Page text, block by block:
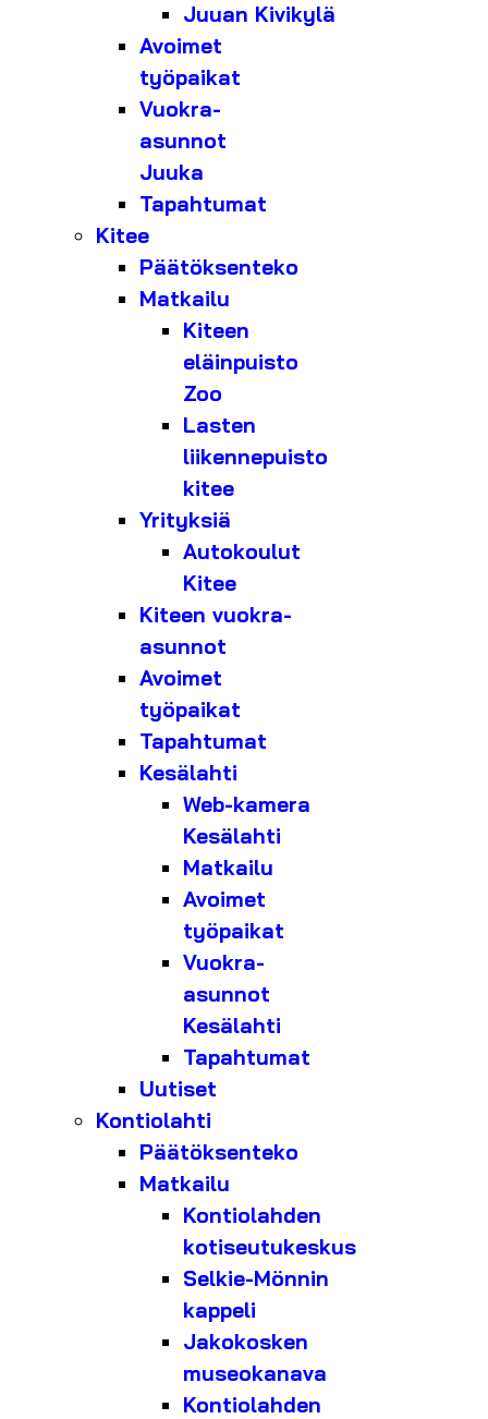
Juuan Kivikylä
Avoimet
työpaikat
Vuokra-
asunnot
Juuka
Tapahtumat
Kitee
Päätöksenteko
Matkailu
Kiteen
eläinpuisto
Zoo
Lasten
liikennepuisto
kitee
Yrityksiä
Autokoulut
Kitee
Kiteen vuokra-
asunnot
Avoimet
työpaikat
Tapahtumat
Kesälahti
Web-kamera
Kesälahti
Matkailu
Avoimet
työpaikat
Vuokra-
asunnot
Kesälahti
Tapahtumat
Uutiset
Kontiolahti
Päätöksenteko
Matkailu
Kontiolahden
kotiseutukeskus
Selkie-Mönnin
kappeli
Jakokosken
museokanava
Kontiolahden